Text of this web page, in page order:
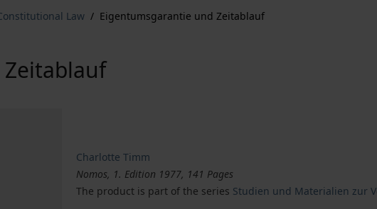
Law / Eigentumsgarantie und Zeitablauf
Charlotte Timm
Nomos, 1. Edition 1977, 141 Pages
The product is part of the series Studien und Materialien zur